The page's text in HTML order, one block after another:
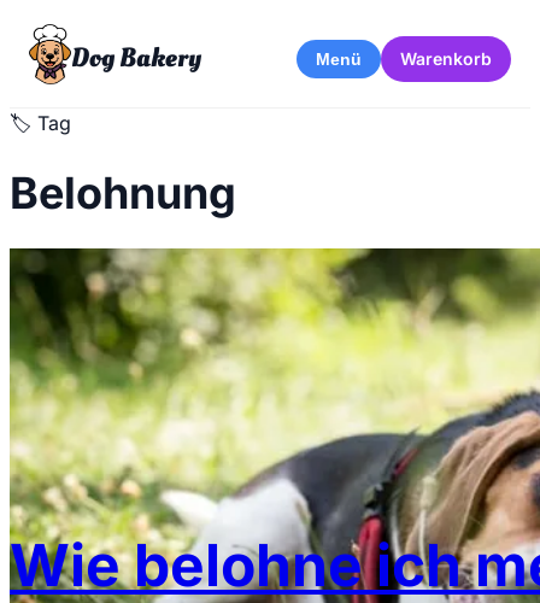
Dog Bakery Menü Warenkorb
🏷️ Tag
Belohnung
Wie belohne ich